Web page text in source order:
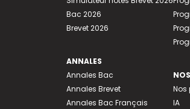
Bac 2026
Brevet 2026
ANNALES
Annales Bac
Annales Brevet
Annales Bac Français
Nos
IA